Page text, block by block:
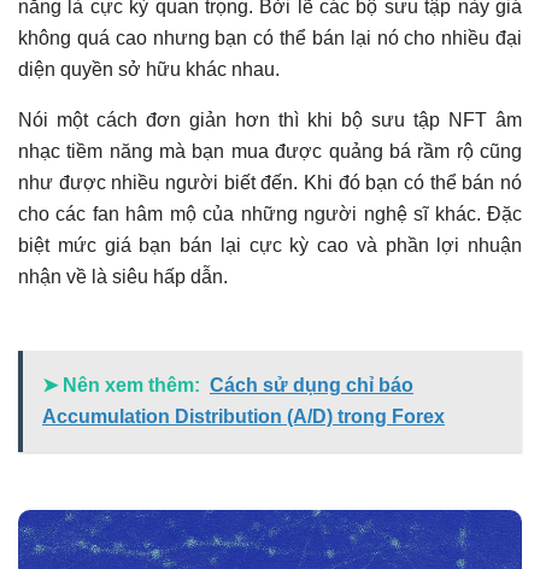
năng là cực kỳ quan trọng. Bởi lẽ các bộ sưu tập này giá
không quá cao nhưng bạn có thể bán lại nó cho nhiều đại
diện quyền sở hữu khác nhau.
Nói một cách đơn giản hơn thì khi bộ sưu tập NFT âm
nhạc tiềm năng mà bạn mua được quảng bá rầm rộ cũng
như được nhiều người biết đến. Khi đó bạn có thể bán nó
cho các fan hâm mộ của những người nghệ sĩ khác. Đặc
biệt mức giá bạn bán lại cực kỳ cao và phần lợi nhuận
nhận về là siêu hấp dẫn.
➤ Nên xem thêm: Cách sử dụng chỉ báo
Accumulation Distribution (A/D) trong Forex